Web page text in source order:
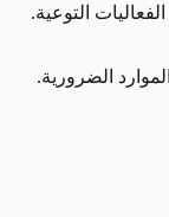
التوعية.
الضرورية.